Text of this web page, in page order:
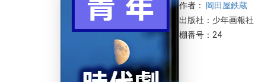
作者：
岡田屋鉄蔵
出版社：少年画報社
棚番号：24